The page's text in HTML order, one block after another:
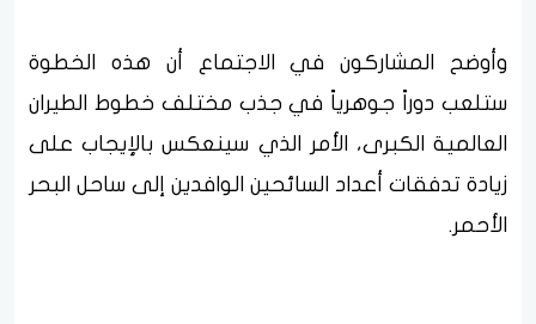
وأوضح المشاركون في الاجتماع أن هذه الخطوة
ستلعب دوراً جوهرياً في جذب مختلف خطوط الطيران
العالمية الكبرى، الأمر الذي سينعكس بالإيجاب على
زيادة تدفقات أعداد السائحين الوافدين إلى ساحل البحر
الأحمر.